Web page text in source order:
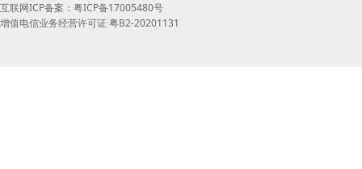
互联网ICP备案：粤ICP备17005480号
增值电信业务经营许可证 粤B2-20201131